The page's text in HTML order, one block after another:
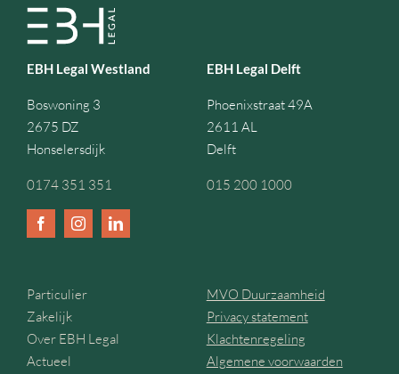
EBH Legal Westland
Boswoning 3
2675 DZ
Honselersdijk
0174 351 351
EBH Legal Delft
Phoenixstraat 49A
2611 AL
Delft
015 200 1000
Particulier
Zakelijk
Over EBH Legal
Actueel
MVO Duurzaamheid
Privacy statement
Klachtenregeling
Algemene voorwaarden